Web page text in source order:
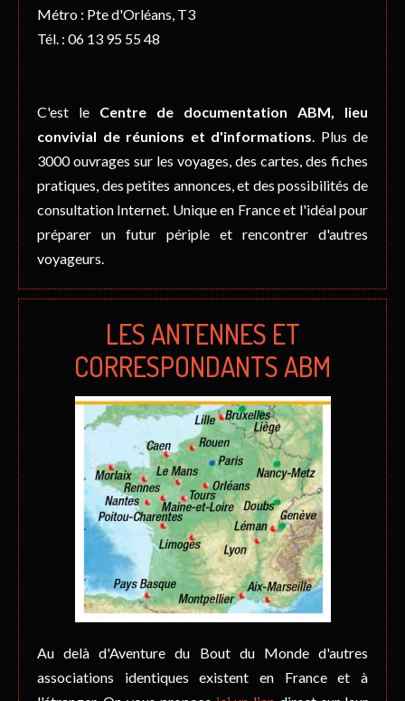
Métro : Pte d'Orléans, T3
Tél. : 06 13 95 55 48
C'est le Centre de documentation ABM, lieu
convivial de réunions et d'informations. Plus de
3000 ouvrages sur les voyages, des cartes, des fiches
pratiques, des petites annonces, et des possibilités de
consultation Internet. Unique en France et l'idéal pour
préparer un futur périple et rencontrer d'autres
voyageurs.
LES ANTENNES ET
CORRESPONDANTS ABM
Au delà d'Aventure du Bout du Monde d'autres
associations identiques existent en France et à